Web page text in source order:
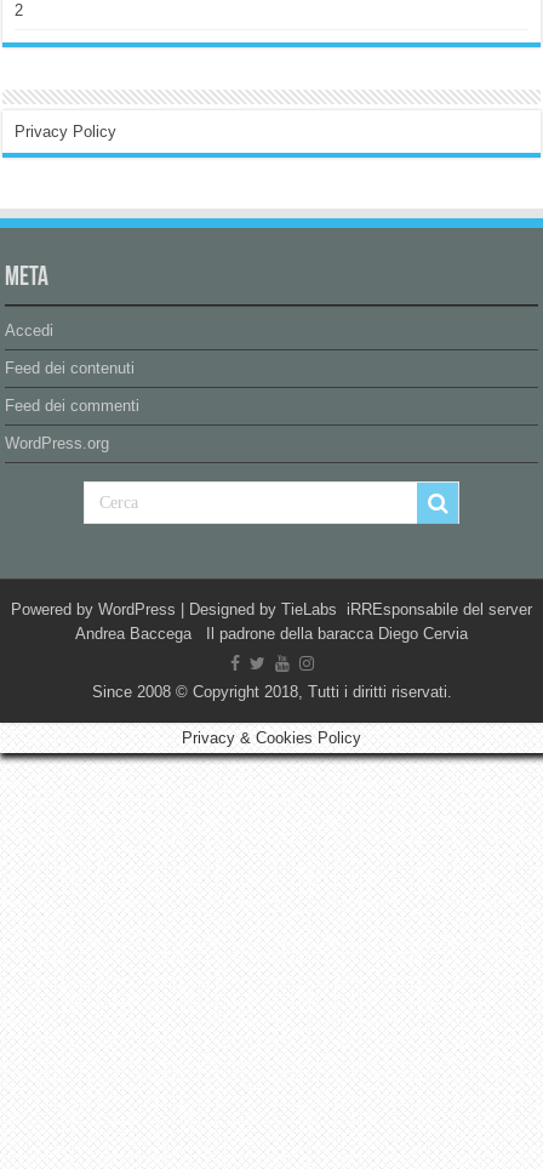
2
Privacy Policy
Meta
Accedi
Feed dei contenuti
Feed dei commenti
WordPress.org
Powered by WordPress | Designed by TieLabs iRREsponsabile del server
Andrea Baccega Il padrone della baracca Diego Cervia
Since 2008 © Copyright 2018, Tutti i diritti riservati.
Privacy & Cookies Policy